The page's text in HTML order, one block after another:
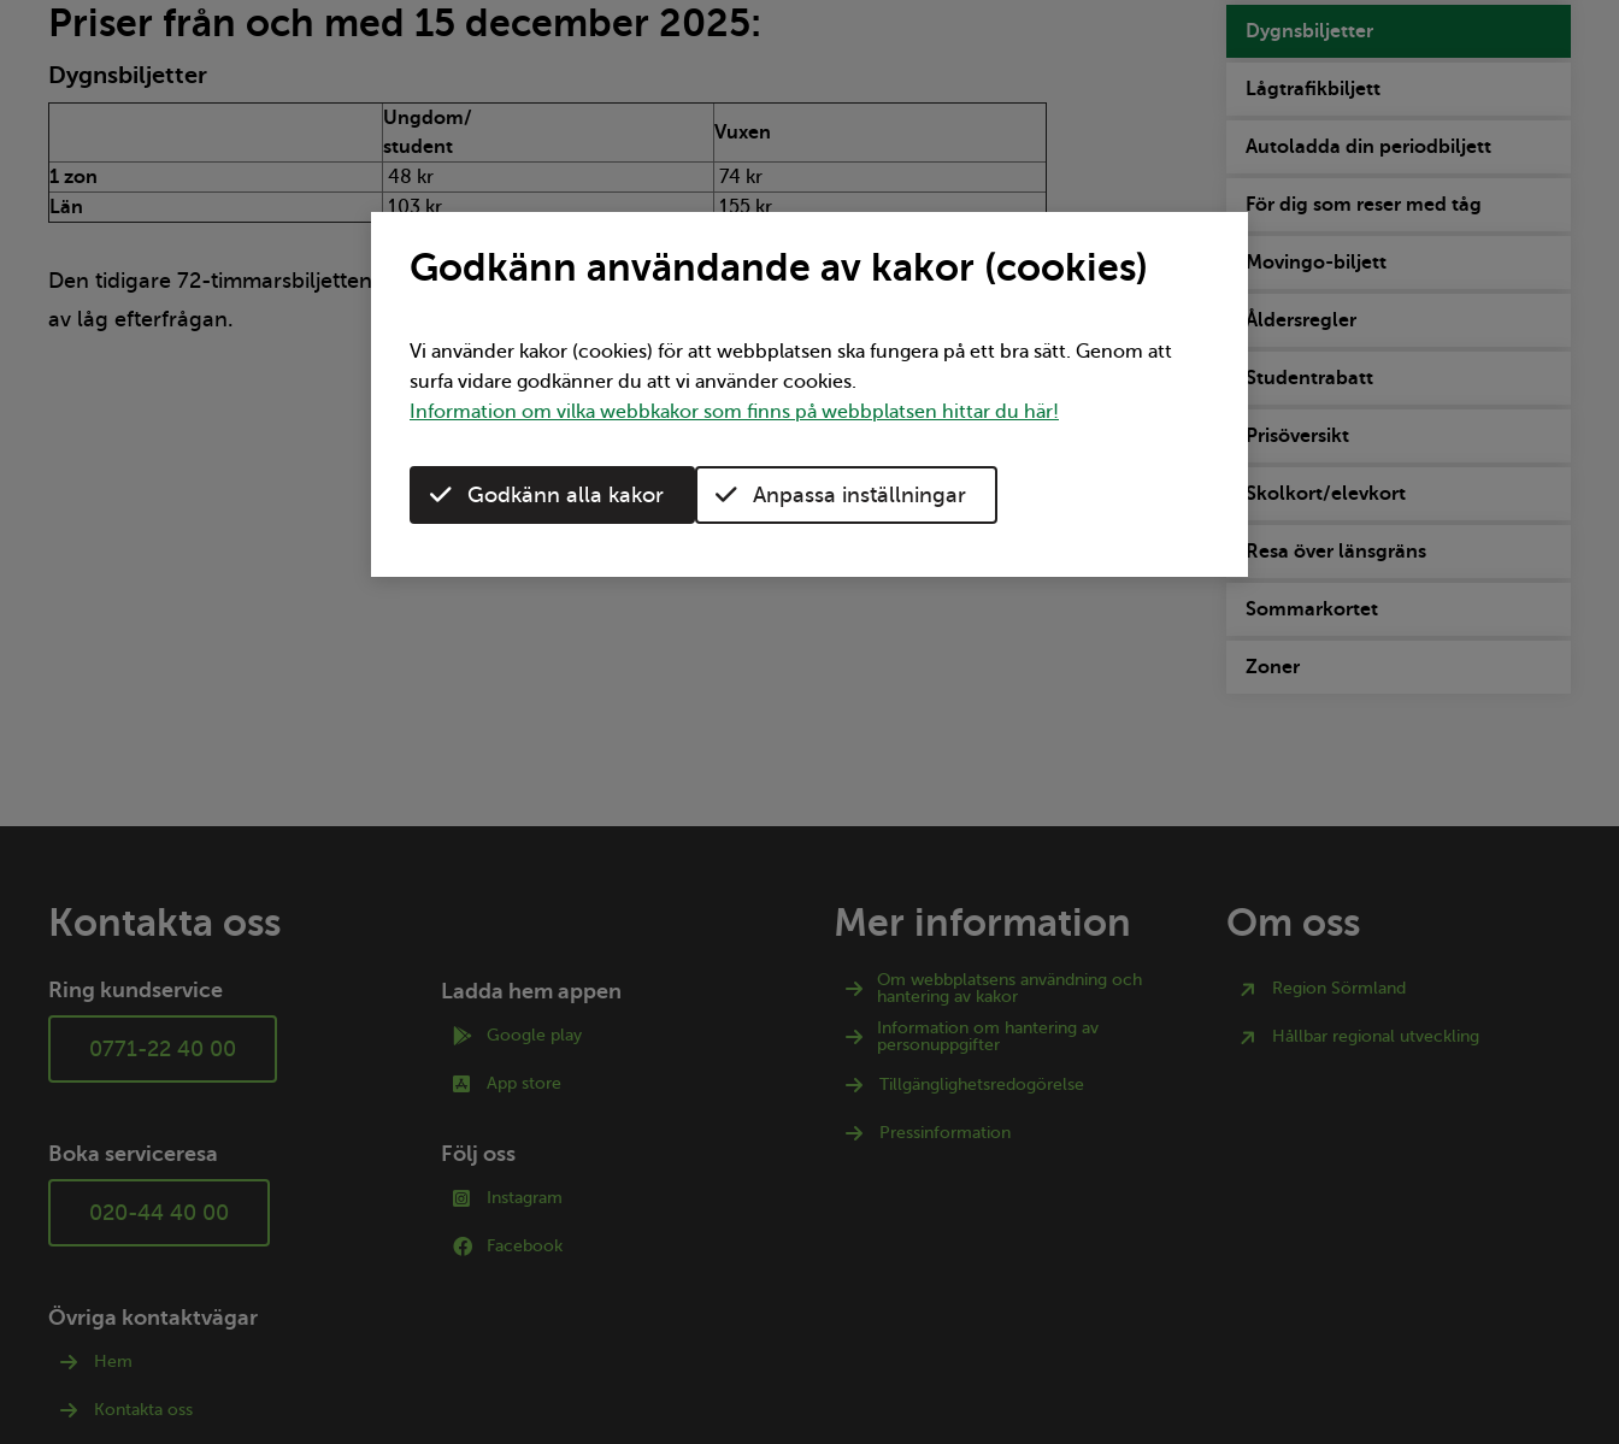
Priser från och med 15 december 2025:
Dygnsbiljetter
Ungdom/
student
Vuxen
1 zon 48 kr
74 kr
Län
103 kr 155 kr
Den tidigare 72-timmarsbiljetten avskaffades i och med prisjusteringen i december 2025 på grund
av låg efterfrågan.
Dygnsbiljetter
Lågtrafikbiljett
Autoladda din periodbiljett
För dig som reser med tåg
Movingo-biljett
Åldersregler
Studentrabatt
Prisöversikt
Skolkort/elevkort
Resa över länsgräns
Sommarkortet
Zoner
Kontakta oss
Ring kundservice
0771-22 40 00
Boka serviceresa
020-44 40 00
Övriga kontaktvägar
Hem
Kontakta oss
Ladda hem appen
Google play
App store
Följ oss
Instagram
Facebook
Mer information
Om webbplatsens användning och
hantering av kakor
Information om hantering av
personuppgifter
Tillgänglighetsredogörelse
Pressinformation
Om oss
Region Sörmland
Hållbar regional utveckling
Godkänn användande av kakor (cookies)
Vi använder kakor (cookies) för att webbplatsen ska fungera på ett bra sätt. Genom att
surfa vidare godkänner du att vi använder cookies.
Information om vilka webbkakor som finns på webbplatsen hittar du här!
Godkänn alla kakor Anpassa inställningar